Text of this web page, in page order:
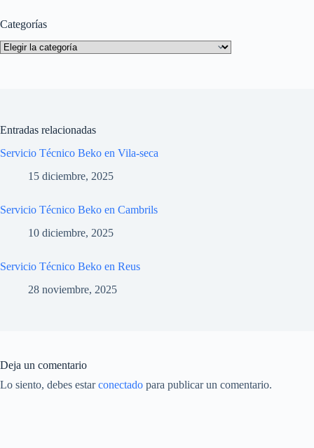
Categorías
Categorías
Entradas relacionadas
Servicio Técnico Beko en Vila-seca
15 diciembre, 2025
Servicio Técnico Beko en Cambrils
10 diciembre, 2025
Servicio Técnico Beko en Reus
28 noviembre, 2025
Deja un comentario
Lo siento, debes estarconectado para publicar un comentario.